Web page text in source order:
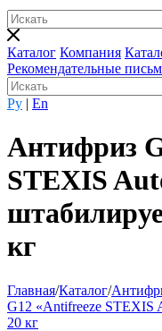
Каталог Компания
Рекомендательные
Ру | En
Антифриз
STEXIS
кг
Главная/Каталог/
G12 «Antifreeze STEXIS
20 кг